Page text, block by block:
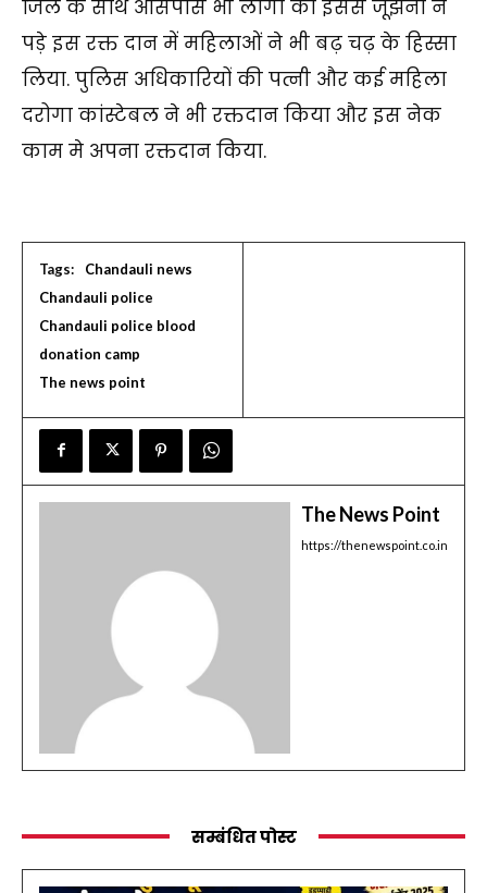
जिले के साथ आसपास भी लोगो को इससे जूझना न
पड़े इस रक्त दान में महिलाओं ने भी बढ़ चढ़ के हिस्सा
लिया. पुलिस अधिकारियों की पत्नी और कई महिला
दरोगा कांस्टेबल ने भी रक्तदान किया और इस नेक
काम मे अपना रक्तदान किया.
Tags:
Chandauli news
Chandauli police
Chandauli police blood
donation camp
The news point
The News Point
https://thenewspoint.co.in
सम्बंधित पोस्ट